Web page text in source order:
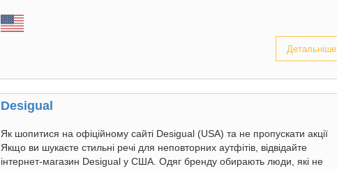
Детальніше
Desigual
Як шопитися на офіційному сайті Desigual (USA) та не пропускати акції
Якщо ви шукаєте стильні речі для неповторних аутфітів, відвідайте
інтернет-магазин Desigual у США. Одяг бренду обирають люди, які не